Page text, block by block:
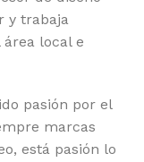
y trabaja
local e
pasión por el
marcas
está pasión lo